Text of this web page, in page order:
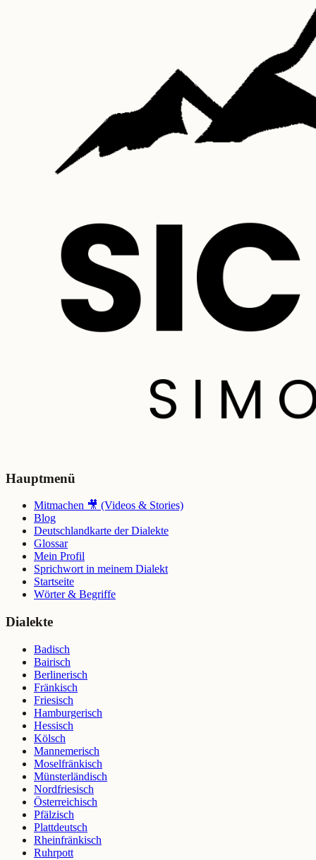
Hauptmenü
Mitmachen 🎥 (Videos & Stories)
Blog
Deutschlandkarte der Dialekte
Glossar
Mein Profil
Sprichwort in meinem Dialekt
Startseite
Wörter & Begriffe
Dialekte
Badisch
Bairisch
Berlinerisch
Fränkisch
Friesisch
Hamburgerisch
Hessisch
Kölsch
Mannemerisch
Moselfränkisch
Münsterländisch
Nordfriesisch
Österreichisch
Pfälzisch
Plattdeutsch
Rheinfränkisch
Ruhrpott